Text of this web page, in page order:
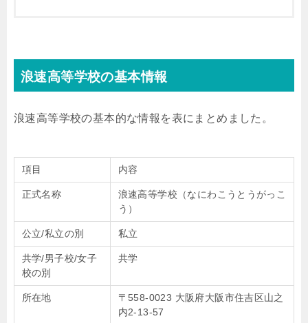
浪速高等学校の基本情報
浪速高等学校の基本的な情報を表にまとめました。
項目 内容
正式名称
浪速高等学校（なにわこうとうがっこ
う）
公立/私立の別 私立
共学/男子校/女子
校の別
共学
所在地
〒558-0023 大阪府大阪市住吉区山之
内2-13-57